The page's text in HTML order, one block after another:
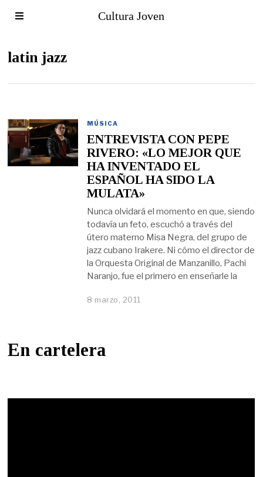
Cultura Joven
latin jazz
MÚSICA
ENTREVISTA CON PEPE
RIVERO: «LO MEJOR QUE
HA INVENTADO EL
ESPAÑOL HA SIDO LA
MULATA»
Nunca olvidará el momento en que, siendo
todavía un feto, escuchó a través del
útero materno Misa Negra, del grupo de
jazz cubano Irakere. Ni cómo el director de
la Orquesta Original de Manzanillo, Pachi
Naranjo, fue el primero en enseñarle la
8 marzo, 2011
En cartelera